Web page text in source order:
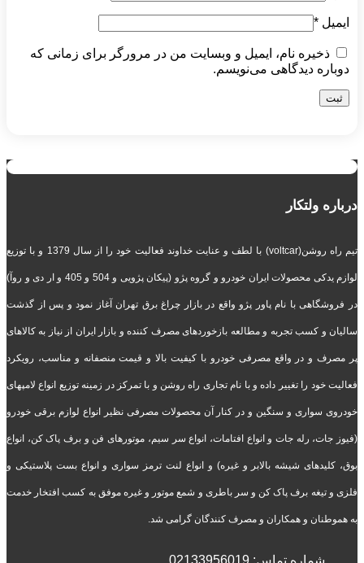
ایمیل *
ذخیره نام، ایمیل و وبسایت من در مرورگر برای زمانی که
دوباره دیدگاهی می‌نویسم.
درباره ولتکار
تیم راه روشن(voltcar) با لطف و عنایت خداوند فعالیت خود را از سال 1379 و با توزیع
لوازم یدکی محصولات ایران خودرو و گروه پژو (پیکان پژویی و 504 و 405 و ار دی و روآ)
در فروشگاهی با نام پاور پژو واقع در بازار چراغ برق تهران آغاز نمود و پس از گذشت
سالیان و کسب تجربه و مطالعه بازخوردهای مصرف کننده و بازار ایران از نیاز به کالاهای
پر مصرف و در واقع مصرفی خودرو با کیفیت بالا و قیمت منصفانه و مناسب، رویکرد
فعالیت خود را تغییر داده و با نام تجاری راه روشن و با تمرکز در زمینه توزیع انواع لامپهای
خودروی سواری و سنگین و در کنار آن محصولات مصرفی نظیر انواع لوازم برقی خودرو
(فیوز جات، رله جات و انواع افتامات، انواع سر سیم، موتورهای فن و برف پاک کن، انواع
بوق، کلیدهای شیشه بالابر و غیره) و انواع لنت ترمز سواری و انواع بست پلاستیکی و
فلزی و تیغه برف پاک کن و سر باطری و شمع موتور و غیره موفق به کسب افتخار خدمت
به هموطنان و همکاران و مصرف کنندگان گرامی شد.
شماره تماس: 02133956019